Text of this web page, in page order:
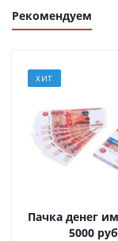
Рекомендуем
ХИТ
Пачка денег
5000